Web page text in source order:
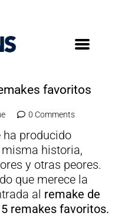
favoritos
0 Comments
ha producido
historia,
y otras peores.
que merece la
al remake de
remakes favoritos.